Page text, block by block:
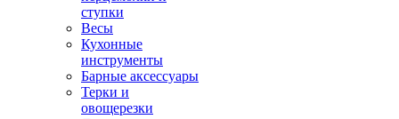
ступки
Весы
Кухонные
инструменты
Барные аксессуары
Терки и
овощерезки